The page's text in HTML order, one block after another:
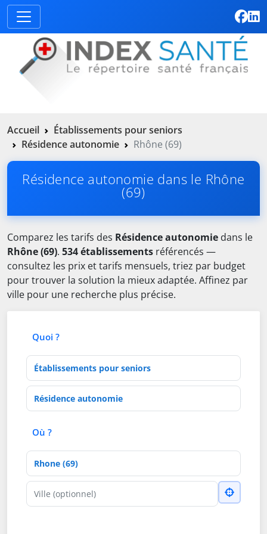
Accueil
Établissements pour seniors
Résidence autonomie
Rhône (69)
Résidence autonomie dans le Rhône
(69)
Comparez les tarifs des Résidence autonomie dans le
Rhône (69). 534 établissements référencés —
consultez les prix et tarifs mensuels, triez par budget
pour trouver la solution la mieux adaptée. Affinez par
ville pour une recherche plus précise.
Quoi ?
Type d'établissement
Activités de soins
Où ?
Département
Ville